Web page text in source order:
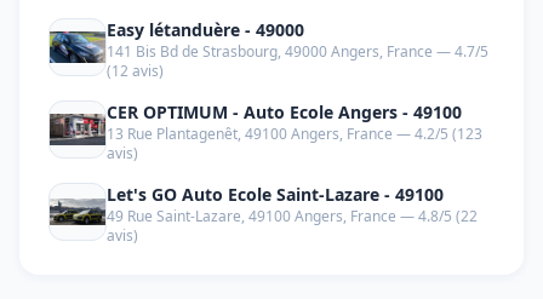
Easy létanduère - 49000
141 Bis Bd de Strasbourg, 49000 Angers, France — 4.7/5
(12 avis)
CER OPTIMUM - Auto Ecole Angers - 49100
13 Rue Plantagenêt, 49100 Angers, France — 4.2/5 (123
avis)
Let's GO Auto Ecole Saint-Lazare - 49100
49 Rue Saint-Lazare, 49100 Angers, France — 4.8/5 (22
avis)